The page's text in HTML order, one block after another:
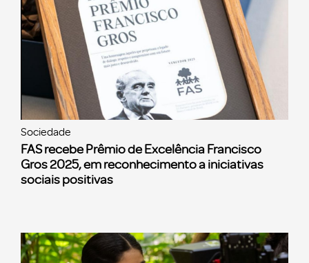
Sociedade
FAS recebe Prêmio de Excelência Francisco
Gros 2025, em reconhecimento a iniciativas
sociais positivas